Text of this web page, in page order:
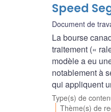
Speed
Document de
La bourse
traitement («
modèle a eu
notablement à
qui appliquent
Type(s) de
Thème(s) de